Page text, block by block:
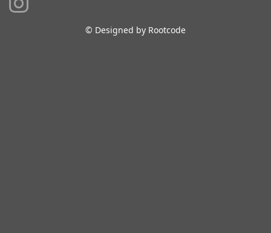
© Designed by Rootcode